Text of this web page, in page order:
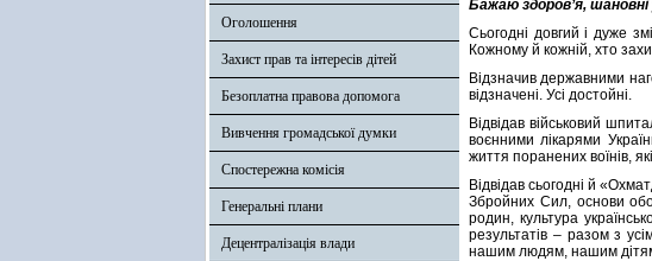
Оголошення
Захист прав та інтересів дітей
Безоплатна правова допомога
Вивчення громадської думки
Спостережна комісія
Генеральні плани
Децентралізація влади
Бажаю здоров’я, шановні
Сьогодні довгий і дуже
Кожному й кожній, хто
Відзначив державними
відзначені. Усі достойні.
Відвідав військовий
воєнними лікарями
життя поранених воїнів,
Відвідав сьогодні й
Збройних Сил, основи
родин, культура
результатів – разом з
нашим людям, нашим